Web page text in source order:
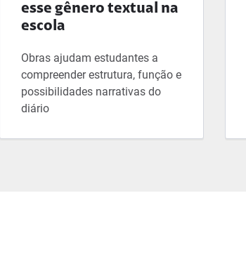
esse gênero textual na
escola
Obras ajudam estudantes a
compreender estrutura, função e
possibilidades narrativas do
diário